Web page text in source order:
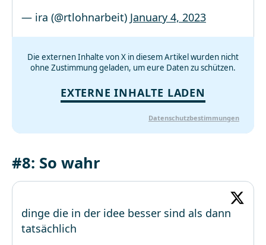
— ira (@rtlohnarbeit) January 4, 2023
Die externen Inhalte von X in diesem Artikel wurden nicht
ohne Zustimmung geladen, um eure Daten zu schützen.
EXTERNE INHALTE LADEN
Datenschutzbestimmungen
#8: So wahr
dinge die in der idee besser sind als dann
tatsächlich